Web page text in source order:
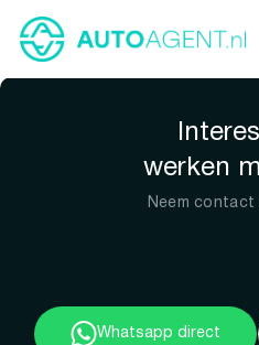
werken
Neem
Whatsapp direct